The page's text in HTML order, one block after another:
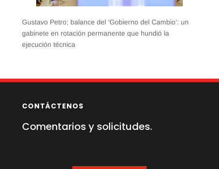
Gustavo Petro; balance del ‘Gobierno del Cambio’: un
gabinete en rotación permanente que hundió la
ejecución técnica
CONTÁCTENOS
Comentarios y solicitudes.